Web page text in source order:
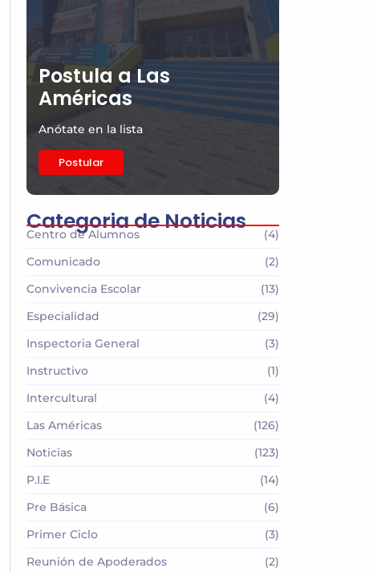
Postula a Las
Américas
Anótate en la lista
Postular
Categoria de Noticias
Centro de Alumnos
(4)
Comunicado
(2)
Convivencia Escolar
(13)
Especialidad
(29)
Inspectoria General
(3)
Instructivo
(1)
Intercultural
(4)
Las Américas
(126)
Noticias
(123)
P.I.E
(14)
Pre Básica
(6)
Primer Ciclo
(3)
Reunión de Apoderados
(2)